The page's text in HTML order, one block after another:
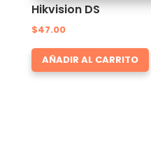
Hikvision DS
$47.00
AÑADIR AL CARRITO